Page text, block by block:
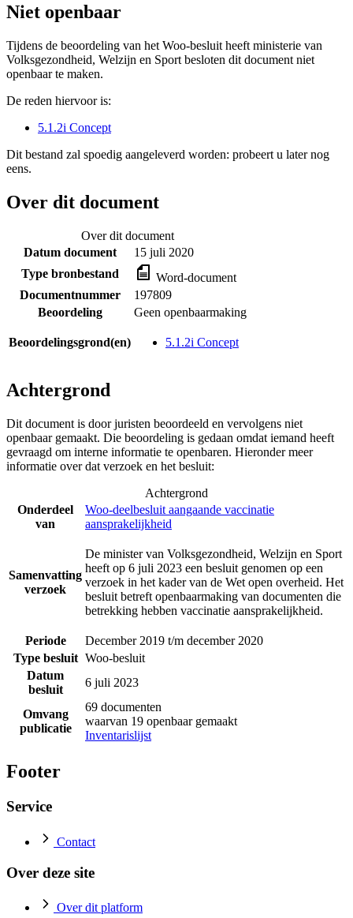
Niet openbaar
Tijdens de beoordeling van het Woo-besluit heeft ministerie van
Volksgezondheid, Welzijn en Sport besloten dit document niet
openbaar te maken.
De reden hiervoor is:
5.1.2i Concept
Dit bestand zal spoedig aangeleverd worden: probeert u later nog
eens.
Over dit document
Over dit document
Datum document
15 juli 2020
Type bronbestand
Word-document
Documentnummer
197809
Beoordeling
Geen openbaarmaking
Beoordelingsgrond(en) 5.1.2i Concept
Achtergrond
Dit document is door juristen beoordeeld en vervolgens niet
openbaar gemaakt. Die beoordeling is gedaan omdat iemand heeft
gevraagd om interne informatie te openbaren. Hieronder meer
informatie over dat verzoek en het besluit:
Achtergrond
Onderdeel
van
Woo-deelbesluit aangaande vaccinatie
aansprakelijkheid
Samenvatting
verzoek
De minister van Volksgezondheid, Welzijn en Sport
heeft op 6 juli 2023 een besluit genomen op een
verzoek in het kader van de Wet open overheid. Het
besluit betreft openbaarmaking van documenten die
betrekking hebben vaccinatie aansprakelijkheid.
Periode
December 2019 t/m december 2020
Type besluit Woo-besluit
Datum
besluit
6 juli 2023
Omvang
publicatie
69 documenten
waarvan 19 openbaar gemaakt
Inventarislijst
Footer
Service
Contact
Over deze site
Over dit platform